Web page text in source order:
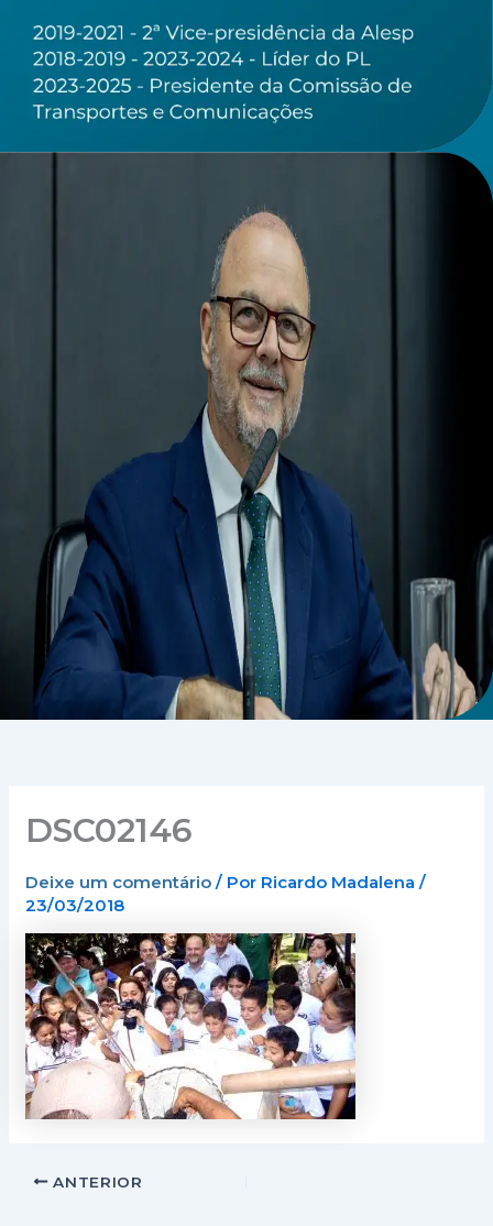
DSC02146
Deixe um comentário / Por Ricardo Madalena/
23/03/2018
ANTERIOR